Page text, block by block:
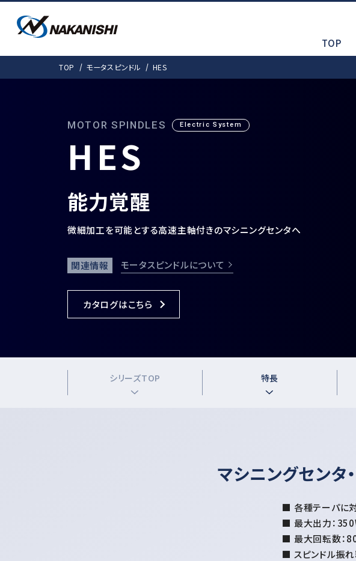
TOP
PRODUCTS
モータスピンドルTOP
製品ラインナップ
E4000 (φ40)
E3000i（φ30・31）
E2000 (φ22.8)
HES (for machining)
Air-Speed
SOLUTIONS
DOWNLOAD
SUPPORT お客様サポート
よくある質問
非該当証明書発行依頼
COMPANY 会社情報
TOP モータスピンドル HES
MOTOR SPINDLES Electric System
HES
能力覚醒
微細加工を可能とする高速主軸付きのマシニングセンタへ
関連情報 モータスピンドルについて
カタログはこちら
シリーズTOP 特長
マシニングセンタ
■ 各種テーパに対
■ 最大出力：
■ 最大回転数：
■ スピンドル振